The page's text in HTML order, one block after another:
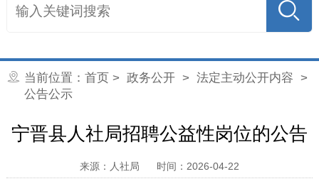
当前位置： 首页 > 政务公开> 法定主动公开内容 >
公告公示
宁晋县人社局招聘公益性岗位的公告
来源：人社局 时间：2026-04-22